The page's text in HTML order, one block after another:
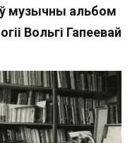
музычны альбом
Вольгі Гапеевай